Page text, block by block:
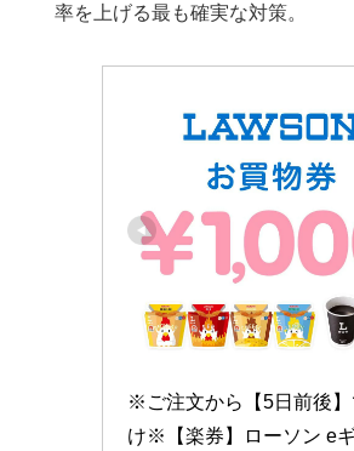
率を上げる最も確実な対策。
※ご注文から【5日前後】
け※【楽券】ローソン e